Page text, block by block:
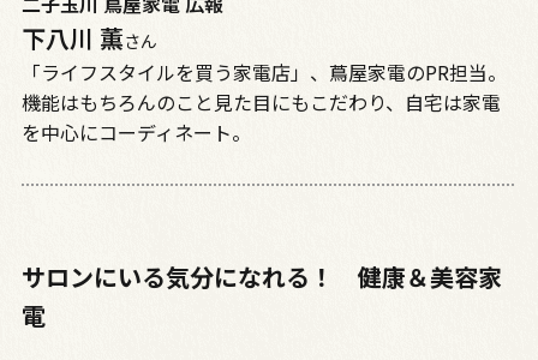
下八川 薫さん
「ライフスタイルを買う家電店」、蔦屋家電のPR担当。
機能はもちろんのこと見た目にもこだわり、自宅は家電
を中心にコーディネート。
サロンにいる気分になれる！ 健康＆美容家
電